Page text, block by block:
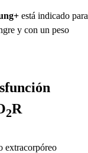
está indicado para
y con un peso
2R
extracorpóreo